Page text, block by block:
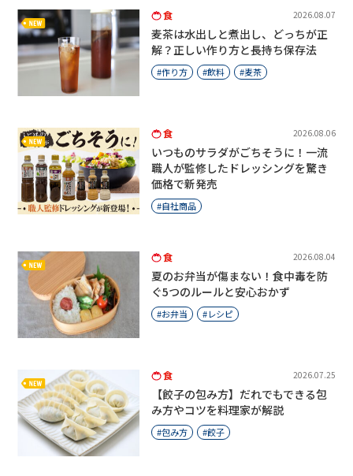
食 2026.08.07
麦茶は水出しと煮出し、どっちが正
解？正しい作り方と長持ち保存法
作り方 飲料 麦茶
食 2026.08.06
いつものサラダがごちそうに！一流
職人が監修したドレッシングを驚き
価格で新発売
自社商品
食 2026.08.04
夏のお弁当が傷まない！食中毒を防
ぐ5つのルールと安心おかず
お弁当 レシピ
食 2026.07.25
【餃子の包み方】だれでもできる包
み方やコツを料理家が解説
包み方 餃子